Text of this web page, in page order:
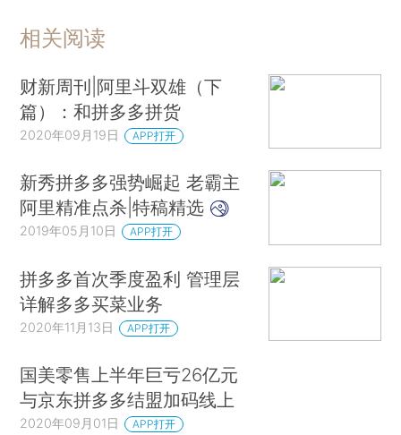
相关阅读
财新周刊|阿里斗双雄（下
篇）：和拼多多拼货
2020年09月19日 APP打开
新秀拼多多强势崛起 老霸主
阿里精准点杀|特稿精选
2019年05月10日 APP打开
拼多多首次季度盈利 管理层
详解多多买菜业务
2020年11月13日 APP打开
国美零售上半年巨亏26亿元
与京东拼多多结盟加码线上
2020年09月01日 APP打开